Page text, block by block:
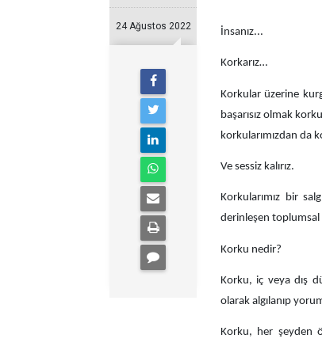
24 Ağustos 2022 İnsanız...
Korkarız…
Korkular üzerine
başarısız olmak
korkularımızdan da
Ve sessiz kalırız.
Korkularımız bir
derinleşen
Korku nedir?
Korku, iç veya dış
olarak algılanıp
Korku, her şeyden